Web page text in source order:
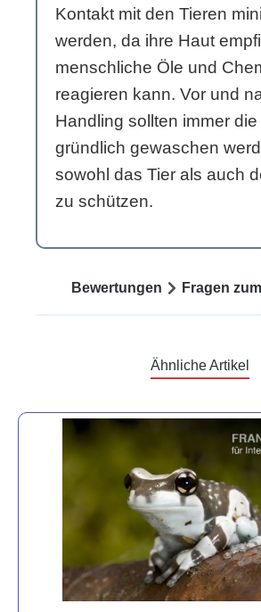
Kontakt mit den Tieren
werden, da ihre Haut
menschliche Öle und
reagieren kann. Vor und
Handling sollten immer
gründlich gewaschen
sowohl das Tier als auch
zu schützen.
Bewertungen Fragen
Ähnliche Artikel